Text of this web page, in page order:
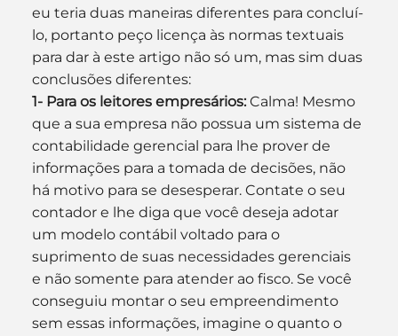
eu teria duas maneiras diferentes para concluí-
lo, portanto peço licença às normas textuais
para dar à este artigo não só um, mas sim duas
conclusões diferentes:
1- Para os leitores empresários: Calma! Mesmo
que a sua empresa não possua um sistema de
contabilidade gerencial para lhe prover de
informações para a tomada de decisões, não
há motivo para se desesperar. Contate o seu
contador e lhe diga que você deseja adotar
um modelo contábil voltado para o
suprimento de suas necessidades gerenciais
e não somente para atender ao fisco. Se você
conseguiu montar o seu empreendimento
sem essas informações, imagine o quanto o